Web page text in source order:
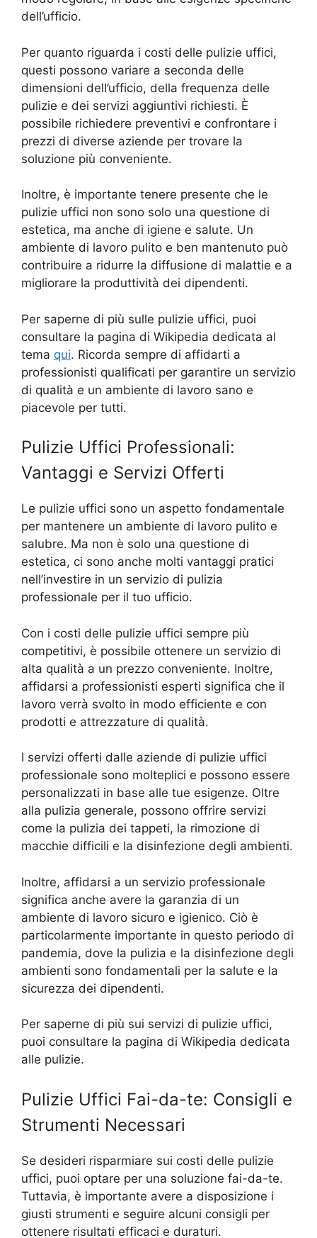
dell’ufficio.
Per quanto riguarda i costi delle pulizie uffici,
questi possono variare a seconda delle
dimensioni dell’ufficio, della frequenza delle
pulizie e dei servizi aggiuntivi richiesti. È
possibile richiedere preventivi e confrontare i
prezzi di diverse aziende per trovare la
soluzione più conveniente.
Inoltre, è importante tenere presente che le
pulizie uffici non sono solo una questione di
estetica, ma anche di igiene e salute. Un
ambiente di lavoro pulito e ben mantenuto può
contribuire a ridurre la diffusione di malattie e a
migliorare la produttività dei dipendenti.
Per saperne di più sulle pulizie uffici, puoi
consultare la pagina di Wikipedia dedicata al
tema qui. Ricorda sempre di affidarti a
professionisti qualificati per garantire un servizio
di qualità e un ambiente di lavoro sano e
piacevole per tutti.
Pulizie Uffici Professionali:
Vantaggi e Servizi Offerti
Le pulizie uffici sono un aspetto fondamentale
per mantenere un ambiente di lavoro pulito e
salubre. Ma non è solo una questione di
estetica, ci sono anche molti vantaggi pratici
nell’investire in un servizio di pulizia
professionale per il tuo ufficio.
Con i costi delle pulizie uffici sempre più
competitivi, è possibile ottenere un servizio di
alta qualità a un prezzo conveniente. Inoltre,
affidarsi a professionisti esperti significa che il
lavoro verrà svolto in modo efficiente e con
prodotti e attrezzature di qualità.
I servizi offerti dalle aziende di pulizie uffici
professionale sono molteplici e possono essere
personalizzati in base alle tue esigenze. Oltre
alla pulizia generale, possono offrire servizi
come la pulizia dei tappeti, la rimozione di
macchie difficili e la disinfezione degli ambienti.
Inoltre, affidarsi a un servizio professionale
significa anche avere la garanzia di un
ambiente di lavoro sicuro e igienico. Ciò è
particolarmente importante in questo periodo di
pandemia, dove la pulizia e la disinfezione degli
ambienti sono fondamentali per la salute e la
sicurezza dei dipendenti.
Per saperne di più sui servizi di pulizie uffici,
puoi consultare la pagina di Wikipedia dedicata
alle pulizie.
Pulizie Uffici Fai-da-te: Consigli e
Strumenti Necessari
Se desideri risparmiare sui costi delle pulizie
uffici, puoi optare per una soluzione fai-da-te.
Tuttavia, è importante avere a disposizione i
giusti strumenti e seguire alcuni consigli per
ottenere risultati efficaci e duraturi.